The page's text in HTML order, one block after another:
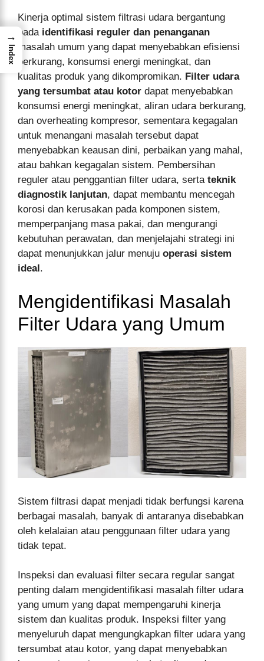
Kinerja optimal sistem filtrasi udara bergantung
pada identifikasi reguler dan penanganan
masalah umum yang dapat menyebabkan efisiensi
berkurang, konsumsi energi meningkat, dan
kualitas produk yang dikompromikan. Filter udara
yang tersumbat atau kotor dapat menyebabkan
konsumsi energi meningkat, aliran udara berkurang,
dan overheating kompresor, sementara kegagalan
untuk menangani masalah tersebut dapat
menyebabkan keausan dini, perbaikan yang mahal,
atau bahkan kegagalan sistem. Pembersihan
reguler atau penggantian filter udara, serta teknik
diagnostik lanjutan, dapat membantu mencegah
korosi dan kerusakan pada komponen sistem,
memperpanjang masa pakai, dan mengurangi
kebutuhan perawatan, dan menjelajahi strategi ini
dapat menunjukkan jalur menuju operasi sistem
ideal.
Mengidentifikasi Masalah
Filter Udara yang Umum
Sistem filtrasi dapat menjadi tidak berfungsi karena
berbagai masalah, banyak di antaranya disebabkan
oleh kelalaian atau penggunaan filter udara yang
tidak tepat.
Inspeksi dan evaluasi filter secara regular sangat
penting dalam mengidentifikasi masalah filter udara
yang umum yang dapat mempengaruhi kinerja
sistem dan kualitas produk. Inspeksi filter yang
menyeluruh dapat mengungkapkan filter udara yang
tersumbat atau kotor, yang dapat menyebabkan
→
Index